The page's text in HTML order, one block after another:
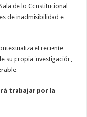
de lo Constitucional
de inadmisibilidad e
el reciente
su propia investigación,
trabajar por la